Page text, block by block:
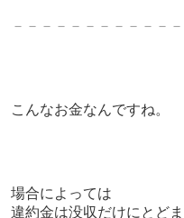
－－－－－－－－－－－
こんなお金なんですね。
場合によっては
違約金は没収だけにとど